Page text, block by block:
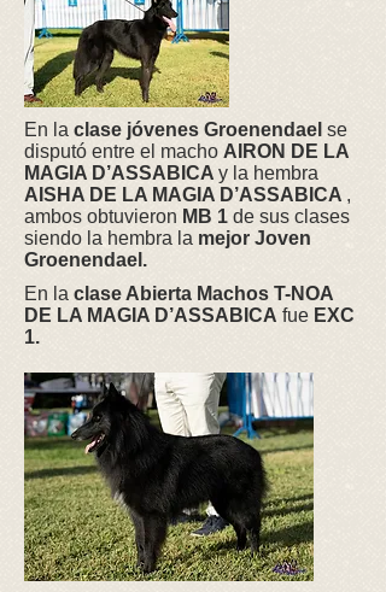
En la clase jóvenes Groenendael se
disputó entre el macho AIRON DE LA
MAGIA D’ASSABICA y la hembra
AISHA DE LA MAGIA D’ASSABICA ,
ambos obtuvieron MB 1 de sus clases
siendo la hembra la mejor Joven
Groenendael.
En la clase Abierta Machos T-NOA
DE LA MAGIA D’ASSABICA fue EXC
1.